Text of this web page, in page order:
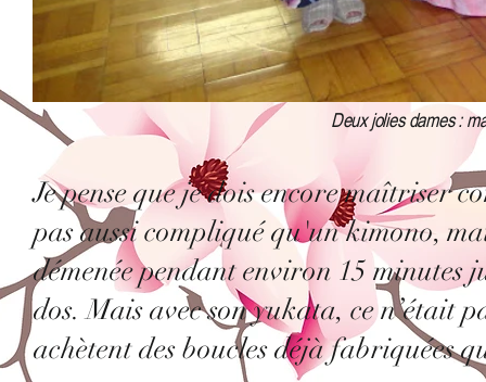
Deux jolies dames :
Je pense que je dois encore maîtriser
pas aussi compliqué qu'un kimono,
démenée pendant environ 15 minutes
dos. Mais avec son yukata, ce n’était
achètent des boucles déjà fabriquées